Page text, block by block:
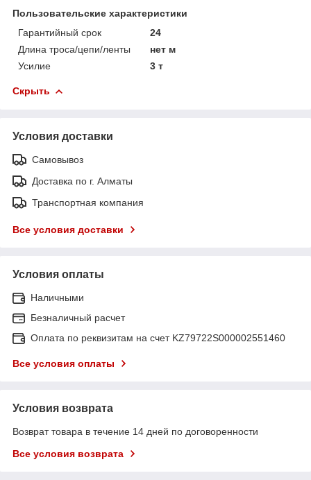
Пользовательские характеристики
Гарантийный срок
24
Длина троса/цепи/ленты
нет м
Усилие
3 т
Скрыть
Условия доставки
Самовывоз
Доставка по г. Алматы
Транспортная компания
Все условия доставки
Условия оплаты
Наличными
Безналичный расчет
Оплата по реквизитам на счет KZ79722S000002551460
Все условия оплаты
Условия возврата
Возврат товара в течение 14 дней по договоренности
Все условия возврата